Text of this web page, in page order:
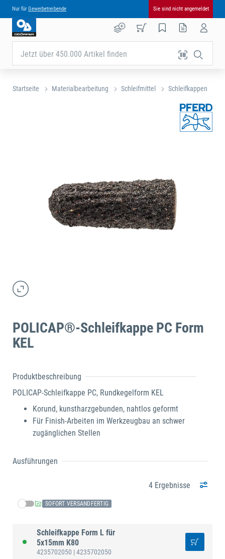
Nur für Gewerbetreibende Sie sind nicht angemeldet
Jetzt über 450.000 Artikel finden
Startseite Materialbearbeitung Schleifmittel Schleifkappen
POLICAP®-Schleifkappe PC Form
KEL
Produktbeschreibung
POLICAP-Schleifkappe PC, Rundkegelform KEL
Korund, kunstharzgebunden, nahtlos geformt
Für Finish-Arbeiten im Werkzeugbau an schwer
zugänglichen Stellen
Ausführungen
4 Ergebnisse
SOFORT VERSANDFERTIG
Schleifkappe Form L für
5x15mm K80
4235702050 | 4235702050